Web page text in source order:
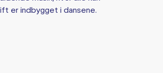
er indbygget i dansene.